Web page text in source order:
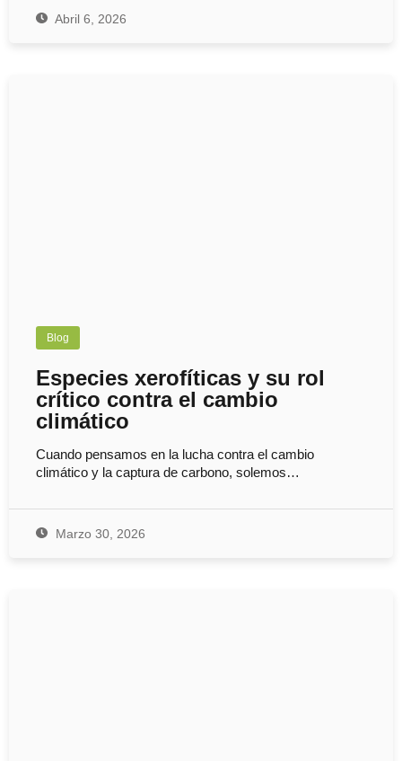
Abril 6, 2026
Blog
Especies xerofíticas y su rol
crítico contra el cambio
climático
Cuando pensamos en la lucha contra el cambio
climático y la captura de carbono, solemos…
Marzo 30, 2026